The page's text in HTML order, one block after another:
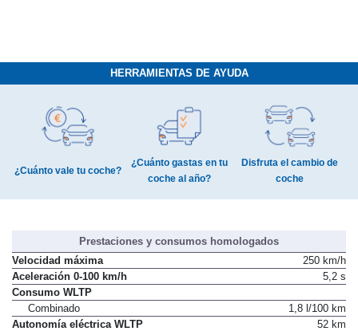
HERRAMIENTAS DE AYUDA
¿Cuánto vale tu coche?
¿Cuánto gastas en tu
coche al año?
Disfruta el cambio de
coche
Prestaciones y consumos homologados
Velocidad máxima
250 km/h
Aceleración 0-100 km/h
5,2 s
Consumo WLTP
Combinado
1,8 l/100 km
Autonomía eléctrica WLTP
52 km